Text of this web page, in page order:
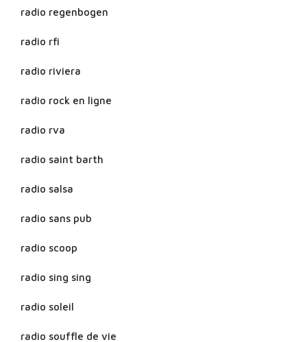
radio regenbogen
radio rfi
radio riviera
radio rock en ligne
radio rva
radio saint barth
radio salsa
radio sans pub
radio scoop
radio sing sing
radio soleil
radio souffle de vie